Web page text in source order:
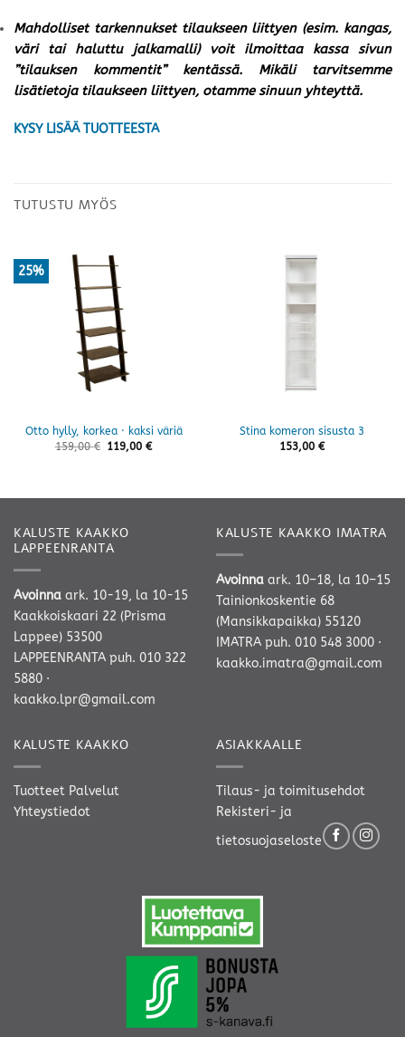
Mahdolliset tarkennukset tilaukseen liittyen (esim. kangas,
väri tai haluttu jalkamalli) voit ilmoittaa kassa sivun
”tilauksen kommentit” kentässä. Mikäli tarvitsemme
lisätietoja tilaukseen liittyen, otamme sinuun yhteyttä.
KYSY LISÄÄ TUOTTEESTA
TUTUSTU MYÖS
25%
Otto hylly, korkea · kaksi väriä
159,00€ 119,00€
Stina komeron sisusta 3
153,00 €
KALUSTE KAAKKO
LAPPEENRANTA
Avoinna ark. 10-19, la 10-15
Kaakkoiskaari 22 (Prisma
Lappee) 53500
LAPPEENRANTA puh. 010 322
5880 ·
kaakko.lpr@gmail.com
KALUSTE KAAKKO IMATRA
Avoinna ark. 10–18, la 10–15
Tainionkoskentie 68
(Mansikkapaikka) 55120
IMATRA puh. 010 548 3000 ·
kaakko.imatra@gmail.com
KALUSTE KAAKKO
Tuotteet Palvelut
Yhteystiedot
ASIAKKAALLE
Tilaus- ja toimitusehdot
Rekisteri- ja
tietosuojaseloste